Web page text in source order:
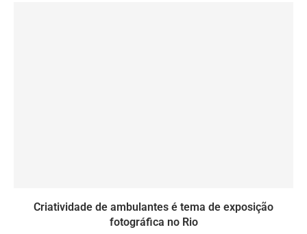
Criatividade de ambulantes é tema de exposição
fotográfica no Rio